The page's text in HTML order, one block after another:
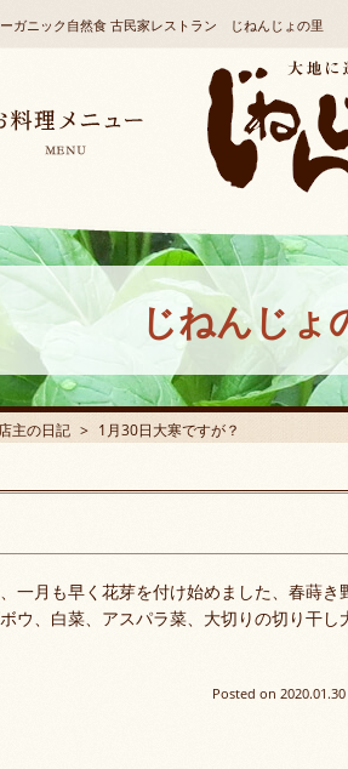
ガニック自然食 古民家レストラン じねんじょの里
じねんじょ
店主の日記 1月30日大寒ですが？
一月も早く花芽を付け始めました、春蒔き
ウ、白菜、アスパラ菜、大切りの切り干し
Posted on 2020.01.30